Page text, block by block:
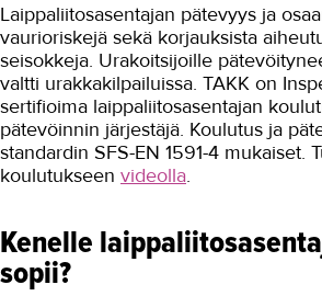
Laippaliitosasentajan pätevyys ja
vaurioriskejä sekä korjauksista
seisokkeja. Urakoitsijoille
valtti urakkakilpailuissa. TAKK on
sertifioima laippaliitosasentajan
pätevöinnin järjestäjä. Koulutus ja
standardin SFS-EN 1591-4 mukaiset.
koulutukseen videolla.
Kenelle
sopii?